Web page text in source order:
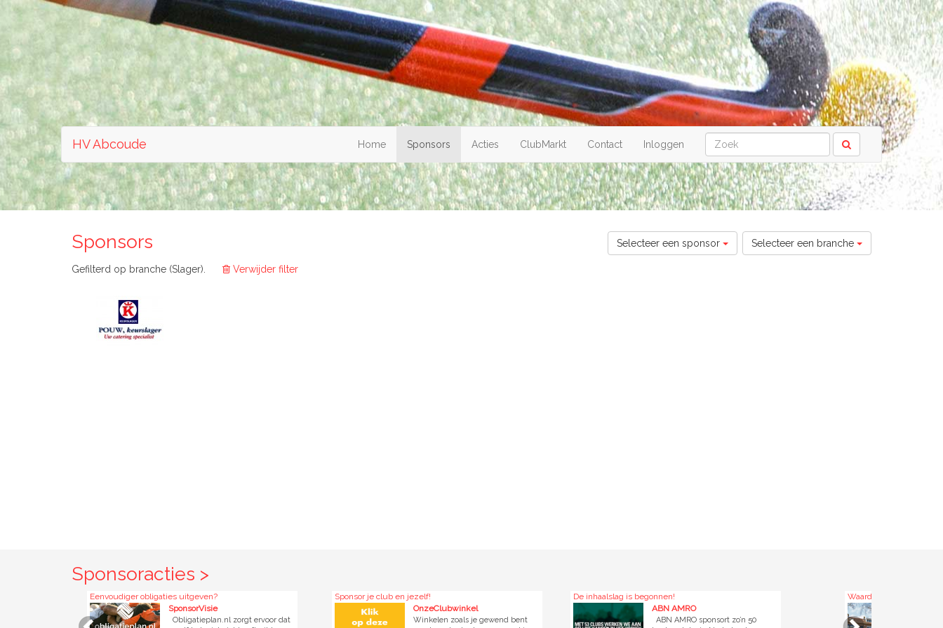
HV Abcoude Home Sponsors Acties ClubMarkt Contact Inloggen
Sponsors Selecteer een sponsor Selecteer een branche
Gefilterd op branche (Slager). Verwijder filter
Sponsoracties >
Eenvoudiger obligaties uitgeven?
SponsorVisie
Obligatieplan.nl zorgt ervoor dat
Sponsor je club en jezelf!
OnzeClubwinkel
Winkelen zoals je gewend bent
De inhaalslag is begonnen!
ABN AMRO
ABN AMRO sponsort zo’n 50
Waardassackerstraat 33 Abcoude
Raad-Huis makelaardij
TE KOOP: